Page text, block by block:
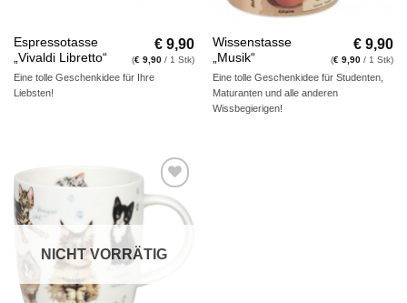
Espressotasse
„Vivaldi Libretto“
€ 9,90
(€ 9,90 / 1 Stk)
Eine tolle Geschenkidee für Ihre
Liebsten!
Wissenstasse
„Musik“
€ 9,90
(€ 9,90 / 1 Stk)
Eine tolle Geschenkidee für Studenten,
Maturanten und alle anderen
Wissbegierigen!
Auf die
Wunschliste
NICHT VORRÄTIG